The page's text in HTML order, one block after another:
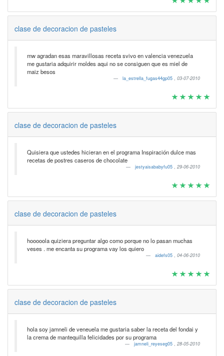
clase de decoracion de pasteles
mw agradan esas maravillosas receta svivo en valencia venezuela
me gustaria adquirir moldes aqui no se consiguen que es miel de
maiz besos
la_estrella_fugas44gp05 , 03-07-2010
clase de decoracion de pasteles
Quisiera que ustedes hicieran en el programa Inspiración dulce mas
recetas de postres caseros de chocolate
jestyaisababyfu05 , 29-06-2010
clase de decoracion de pasteles
hooooola quiziera preguntar algo como porque no lo pasan muchas
veses . me encanta su programa vay los quiero
aidefs05 , 04-06-2010
clase de decoracion de pasteles
hola soy jamneli de veneuela me gustaria saber la receta del fondai y
la crema de mantequilla felicidades por su programa
jamneli_reyeseg05 , 28-05-2010